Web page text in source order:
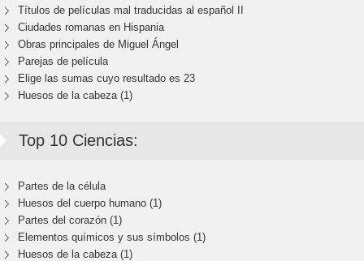
Títulos de películas mal traducidas al español II
Ciudades romanas en Hispania
Obras principales de Miguel Ángel
Parejas de película
Elige las sumas cuyo resultado es 23
Huesos de la cabeza (1)
Top 10 Ciencias:
Partes de la célula
Huesos del cuerpo humano (1)
Partes del corazón (1)
Elementos químicos y sus símbolos (1)
Huesos de la cabeza (1)